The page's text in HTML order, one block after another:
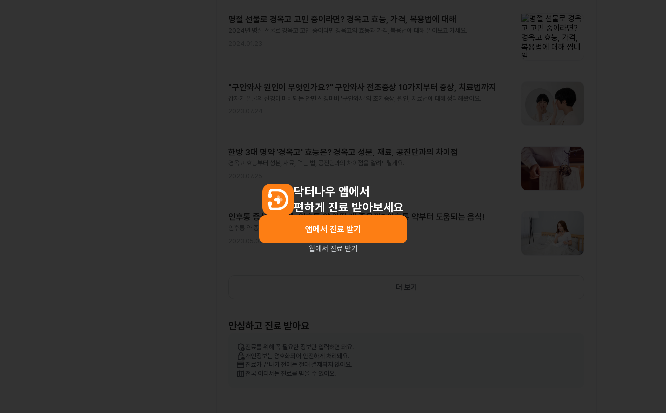
명절 선물로 경옥고 고민 중이라면? 경옥고 효능, 가격, 복용법에 대해
2024년 명절 선물로 경옥고 고민 중이라면 경옥고의 효능과 가격, 복용법에 대해 알아보고 가세요.
"구안와사 원인이 무엇인가요?" 구안와사 전조증상 10가지부터 증상, 치료법까지
갑자기 얼굴의 신경이 마비되는 안면 신경마비 '구안와사'의 초기증상, 원인, 치료법에 대해 정리해왔어요.
한방 3대 명약 '경옥고' 효능은? 경옥고 성분, 재료, 공진단과의 차이점
경옥고 효능부터 성분, 재료, 먹는 법, 공진단과의 차이점을 알려드릴게요.
인후통 증상 있을 때, 인후통 약 어떤 게 좋을까? 인후통 약부터 도움되는 음식!
인후통 약 종류부터 도움되는 음식까지 모두 알려드릴게요.
2023.05.03
더 보기
안심하고 진료 받아요
admin_panel_settings 진료를 위해 꼭 필요한 정보만 입력하면 돼요.
lock_person개인정보는 암호화되어 안전하게 처리돼요.
credit_card 진료가 끝나기 전에는 절대 결제되지 않아요.
map 전국 어디서든 진료를 받을 수 있어요.
닥터나우 앱에서
편하게 진료 받아보세요
앱에서 진료 받기
웹에서 진료 받기